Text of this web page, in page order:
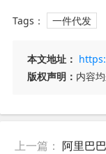
Tags：
一件代发
本文地址：
版权声明： 内容
上一篇： 阿里巴巴1688上面一件代发卖